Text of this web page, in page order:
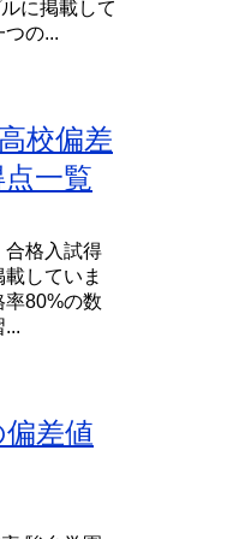
に掲載して
の...
校偏差
一覧
合格入試得
していま
80%の数
差値